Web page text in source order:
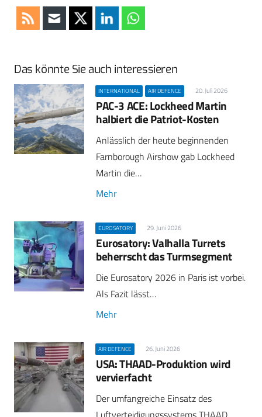
Das könnte Sie auch interessieren
INTERNATIONAL AIR DEFENCE 20. Juli 2026
PAC-3 ACE: Lockheed Martin
halbiert die Patriot-Kosten
Anlässlich der heute beginnenden
Farnborough Airshow gab Lockheed
Martin die…
Mehr
EUROSATORY 29. Juni 2026
Eurosatory: Valhalla Turrets
beherrscht das Turmsegment
Die Eurosatory 2026 in Paris ist vorbei.
Als Fazit lässt…
Mehr
AIR DEFENCE 26. Juni 2026
USA: THAAD-Produktion wird
vervierfacht
Der umfangreiche Einsatz des